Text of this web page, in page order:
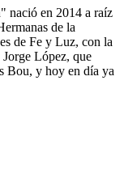
nació en 2014 a raíz
de la
de Fe y Luz, con la
López, que
Bou, y hoy en día ya